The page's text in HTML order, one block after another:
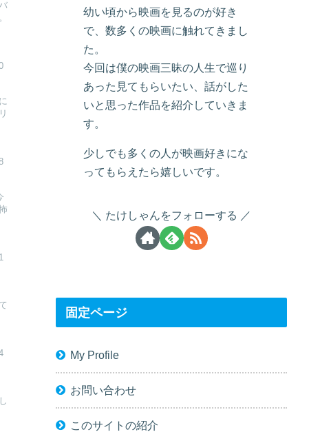
幼い頃から映画を見るのが好き
で、数多くの映画に触れてきまし
た。
今回は僕の映画三昧の人生で巡り
あった見てもらいたい、話がした
いと思った作品を紹介していきま
す。
少しでも多くの人が映画好きにな
ってもらえたら嬉しいです。
たけしゃんをフォローする
固定ページ
My Profile
お問い合わせ
このサイトの紹介